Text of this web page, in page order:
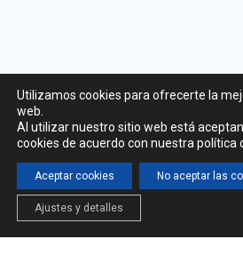
Utilizamos cookies para ofrecerte la
web.
Al utilizar nuestro sitio web está
cookies de acuerdo con nuestra política
Aceptar cookies No aceptar las
Ajustes y detalles